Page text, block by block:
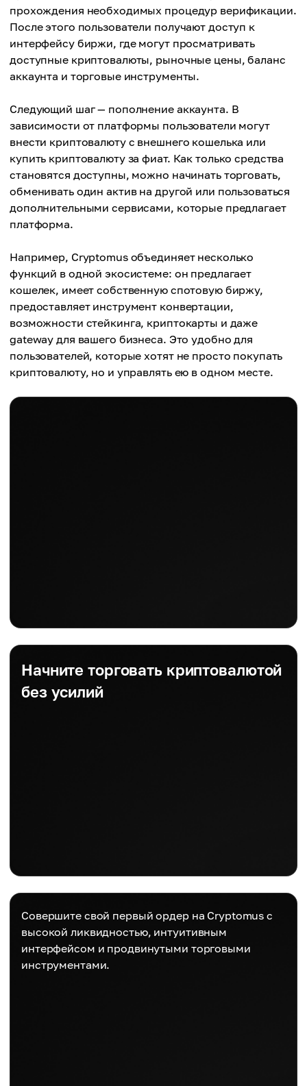
прохождения необходимых процедур верификации.
После этого пользователи получают доступ к
интерфейсу биржи, где могут просматривать
доступные криптовалюты, рыночные цены, баланс
аккаунта и торговые инструменты.
Следующий шаг — пополнение аккаунта. В
зависимости от платформы пользователи могут
внести криптовалюту с внешнего кошелька или
купить криптовалюту за фиат. Как только средства
становятся доступны, можно начинать торговать,
обменивать один актив на другой или пользоваться
дополнительными сервисами, которые предлагает
платформа.
Например, Cryptomus объединяет несколько
функций в одной экосистеме: он предлагает
кошелек, имеет собственную спотовую биржу,
предоставляет инструмент конвертации,
возможности стейкинга, криптокарты и даже
gateway для вашего бизнеса. Это удобно для
пользователей, которые хотят не просто покупать
криптовалюту, но и управлять ею в одном месте.
Начните торговать криптовалютой
без усилий
Совершите свой первый ордер на Cryptomus с
высокой ликвидностью, интуитивным
интерфейсом и продвинутыми торговыми
инструментами.